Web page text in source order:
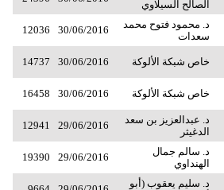
الصالح السيلاوي
د. محمود فتوح محمد
سعدات
30/06/2016
12036
خاص شبكة الألوكة 30/06/2016
14737
خاص شبكة الألوكة 30/06/2016
16458
د. عبدالعزيز بن سعد
الدغيثر
29/06/2016
12941
د. سالم جمال
الهنداوي
29/06/2016
19390
د. سليم يعقوب (أبو